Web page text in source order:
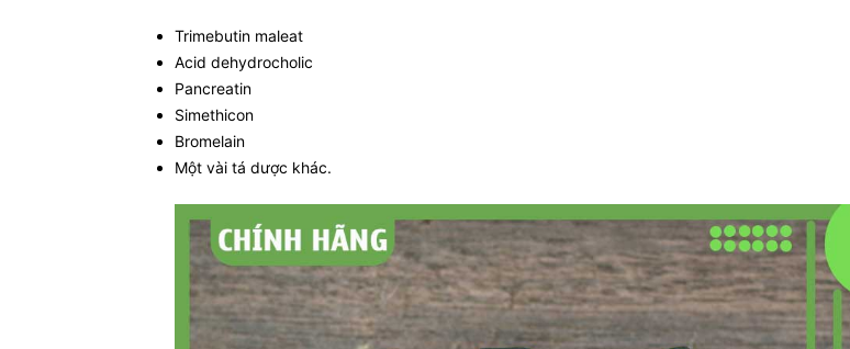
Trimebutin maleat
Acid dehydrocholic
Pancreatin
Simethicon
Bromelain
Một vài tá dược khác.